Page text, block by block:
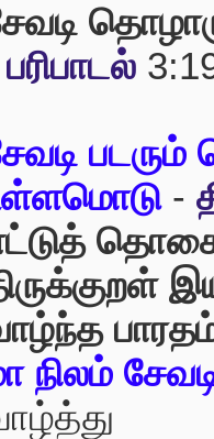
பரிபாடல்
-
நிலம்